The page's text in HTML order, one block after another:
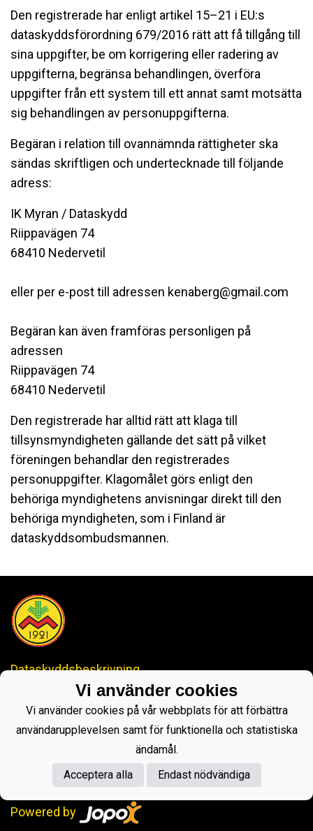
Den registrerade har enligt artikel 15–21 i EU:s
dataskyddsförordning 679/2016 rätt att få tillgång till
sina uppgifter, be om korrigering eller radering av
uppgifterna, begränsa behandlingen, överföra
uppgifter från ett system till ett annat samt motsätta
sig behandlingen av personuppgifterna.
Begäran i relation till ovannämnda rättigheter ska
sändas skriftligen och undertecknade till följande
adress:
IK Myran / Dataskydd
Riippavägen 74
68410 Nedervetil
eller per e-post till adressen kenaberg@gmail.com
Begäran kan även framföras personligen på
adressen
Riippavägen 74
68410 Nedervetil
Den registrerade har alltid rätt att klaga till
tillsynsmyndigheten gällande det sätt på vilket
föreningen behandlar den registrerades
personuppgifter. Klagomålet görs enligt den
behöriga myndighetens anvisningar direkt till den
behöriga myndigheten, som i Finland är
dataskyddsombudsmannen.
Dataskyddsbeskrivning
IDROTTSKLUBBEN MYRAN
-Anrik Historia, Lysande Framtid-
ikmyranjopox@gmail.com
Powered by
Vi använder cookies
Vi använder cookies på vår webbplats för att förbättra
användarupplevelsen samt för funktionella och statistiska
ändamål.
Acceptera alla
Endast nödvändiga